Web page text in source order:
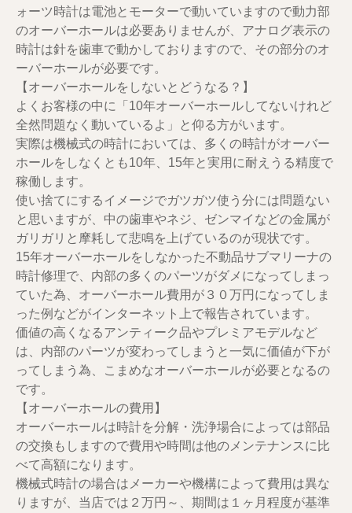
ォーツ時計は電池とモーターで動いていますので動力部
のオーバーホールは必要ありませんが、アナログ表示の
時計は針を歯車で動かしておりますので、その部分のオ
ーバーホールが必要です。
【オーバーホールをしないとどうなる？】
よくお客様の中に「10年オーバーホールしてないけれど
全然問題なく動いているよ」と仰る方がいます。
実際は機械式の時計においては、多くの時計がオーバー
ホールをしなくとも10年、15年と実用に耐えうる精度で
稼働します。
使い捨てにするイメージでガツガツ使う分には問題ない
と思いますが、中の歯車やネジ、ゼンマイなどの金属が
ガリガリと摩耗して悲鳴を上げているのが現状です。
15年オーバーホールをしなかった不動品サブマリーナの
時計修理で、内部の多くのパーツがダメになってしまっ
ていた為、オーバーホール費用が３０万円になってしま
った例などがインターネット上で報告されています。
価値の高くなるアンティーク品やプレミアモデルなど
は、内部のパーツが変わってしまうと一気に価値が下が
ってしまう為、こまめなオーバーホールが必要となるの
です。
【オーバーホールの費用】
オーバーホールは時計を分解・洗浄場合によっては部品
の交換もしますので費用や時間は他のメンテナンスに比
べて高額になります。
機械式時計の場合はメーカーや機構によって費用は異な
りますが、当店では２万円～、期間は１ヶ月程度が基準